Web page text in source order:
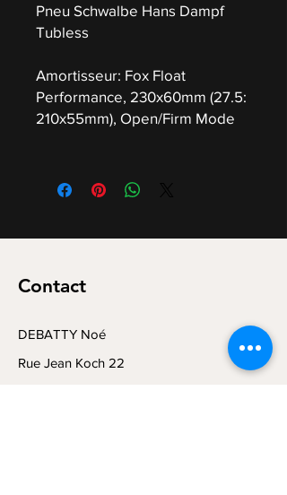
Pneu Schwalbe Hans Dampf
Tubless
Amortisseur: Fox Float
Performance, 230x60mm (27.5:
210x55mm), Open/Firm Mode
Contact
DEBATTY Noé
Rue Jean Koch 22